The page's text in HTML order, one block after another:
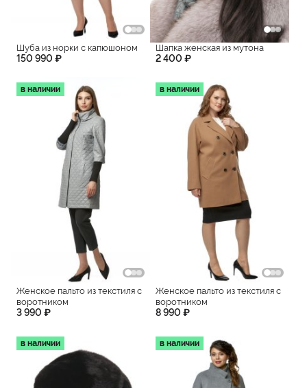
Шуба из норки с капюшоном
150 990 ₽
Шапка женская из мутона
2 400 ₽
в наличии
Женское пальто из текстиля с
воротником
3 990 ₽
в наличии
Женское пальто из текстиля с
воротником
8 990 ₽
в наличии в наличии